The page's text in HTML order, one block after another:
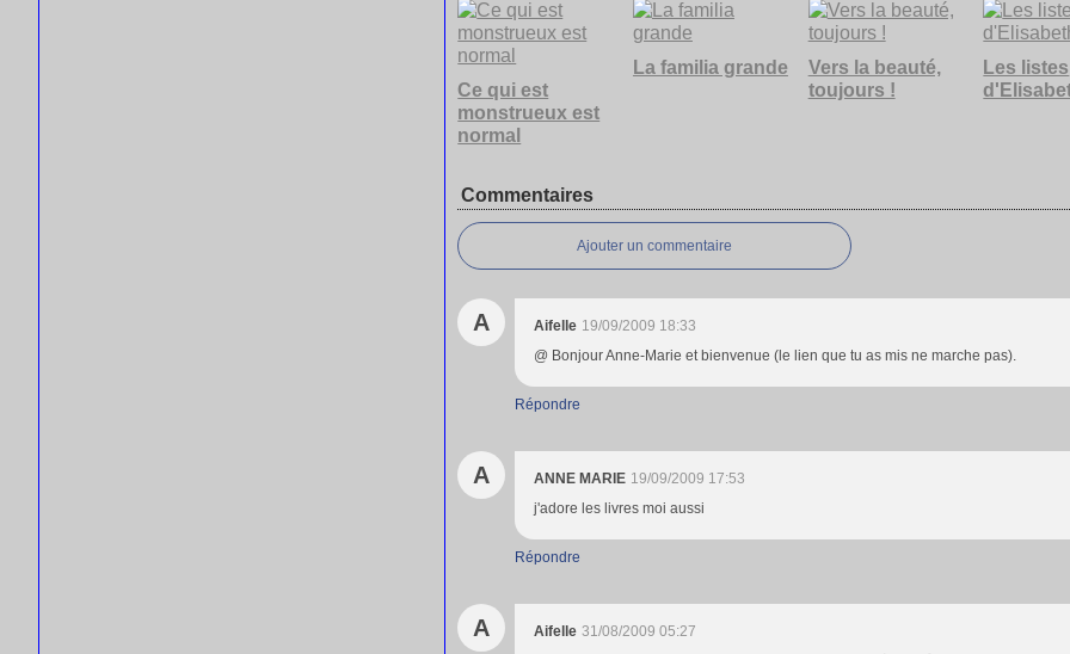
Ce qui est
monstrueux est
normal
La familia grande
Vers la beauté,
toujours !
Les listes
Commentaires
Ajouter un commentaire
A Aifelle 19/09/2009 18:33
@ Bonjour Anne-Marie et bienvenue (le lien que tu as mis ne marche pas).
Répondre
A ANNE MARIE 19/09/2009 17:53
j'adore les livres moi aussi
Répondre
A Aifelle 31/08/2009 05:27